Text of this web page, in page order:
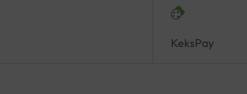
KeksPay